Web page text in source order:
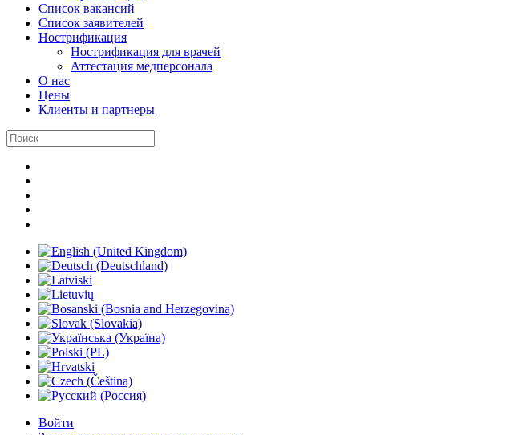
Список вакансий
Список заявителей
Нострификация
Нострификация для врачей
Аттестация медперсонала
О нас
Цены
Клиенты и партнеры
Войти